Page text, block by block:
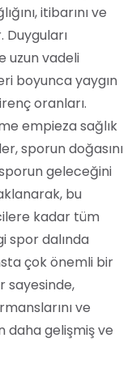
itibarını ve
uzun vadeli
boyunca yaygın
oranları.
empieza sağlık
sporun doğasını
geleceğini
bu
kadar tüm
spor dalında
çok önemli bir
sayesinde,
ve
daha gelişmiş ve